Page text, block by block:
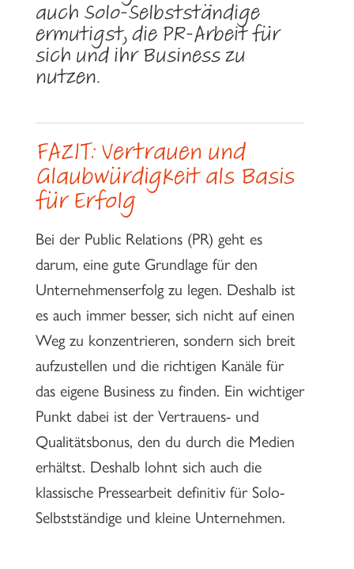
auch Solo-Selbstständige
ermutigst, die PR-Arbeit für
sich und ihr Business zu
nutzen.
FAZIT: Vertrauen und
Glaubwürdigkeit als Basis
für Erfolg
Bei der Public Relations (PR) geht es
darum, eine gute Grundlage für den
Unternehmenserfolg zu legen. Deshalb ist
es auch immer besser, sich nicht auf einen
Weg zu konzentrieren, sondern sich breit
aufzustellen und die richtigen Kanäle für
das eigene Business zu finden. Ein wichtiger
Punkt dabei ist der Vertrauens- und
Qualitätsbonus, den du durch die Medien
erhältst. Deshalb lohnt sich auch die
klassische Pressearbeit definitiv für Solo-
Selbstständige und kleine Unternehmen.